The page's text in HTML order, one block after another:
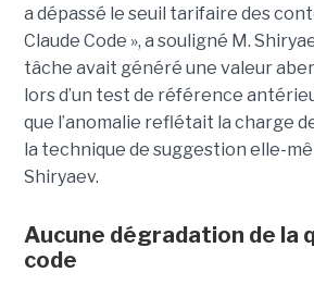
a dépassé le seuil tarifaire des
Claude Code », a souligné M.
tâche avait généré une valeur
lors d’un test de référence
que l’anomalie reflétait la charge
la technique de suggestion elle-
Shiryaev.
Aucune dégradation de la
code